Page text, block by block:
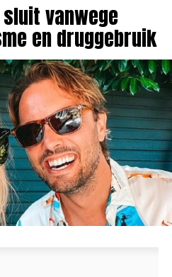
vanwege
en druggebruik